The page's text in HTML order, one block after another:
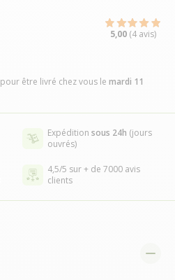
pour être livré chez vous le mardi 11
Expédition sous 24h (jours
ouvrés)
4,5/5 sur + de 7000 avis
clients
5,00 (4 avis)